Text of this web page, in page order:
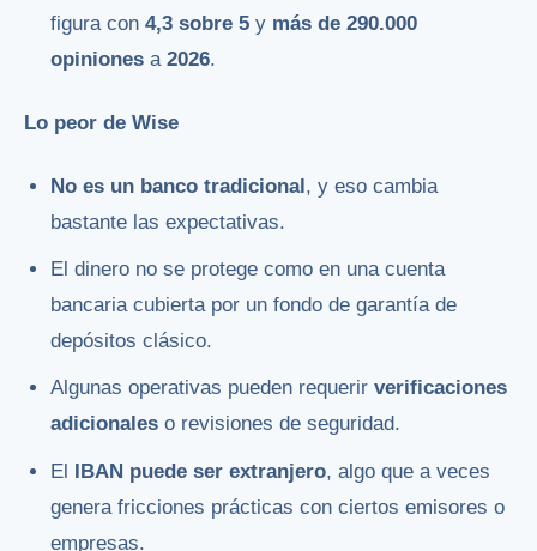
figura con4,3 sobre 5 y más de 290.000
opiniones a2026.
Lo peor de Wise
No es un banco tradicional, y eso cambia
bastante las expectativas.
El dinero no se protege como en una cuenta
bancaria cubierta por un fondo de garantía de
depósitos clásico.
Algunas operativas pueden requerirverificaciones
adicionales o revisiones de seguridad.
El IBAN puede ser extranjero, algo que a veces
genera fricciones prácticas con ciertos emisores o
empresas.